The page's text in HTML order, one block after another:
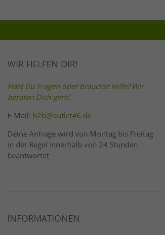
WIR HELFEN DIR!
Hast Du Fragen oder brauchst Hilfe? Wir
beraten Dich gern!
E-Mail: b2b@outlet46.de
Deine Anfrage wird von Montag bis Freitag
in der Regel innerhalb von 24 Stunden
beantwortet
INFORMATIONEN